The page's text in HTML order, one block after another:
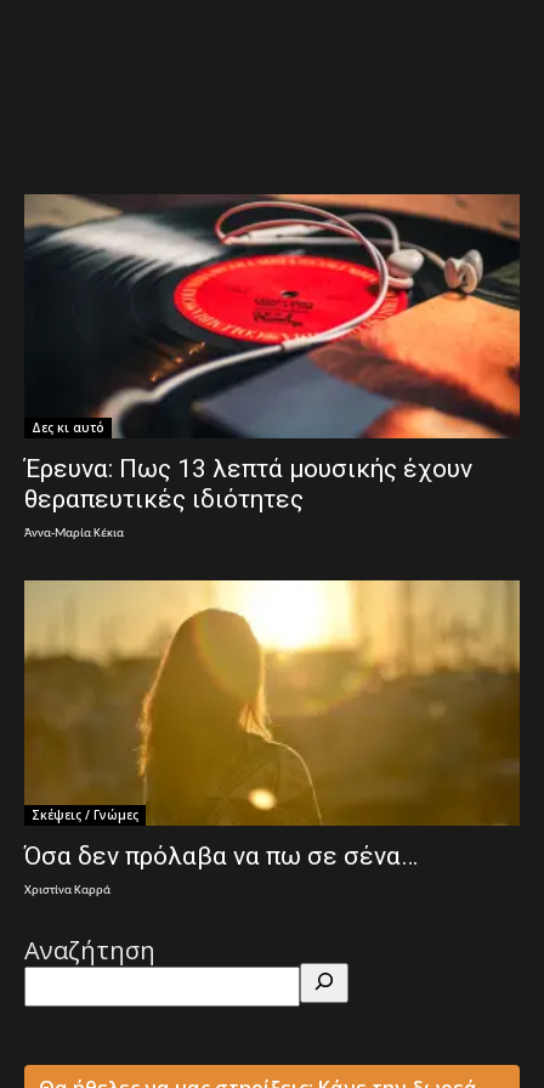
Δες κι αυτό
Έρευνα: Πως 13 λεπτά μουσικής έχουν
θεραπευτικές ιδιότητες
Άννα-Μαρία Κέκια
Σκέψεις / Γνώμες
Όσα δεν πρόλαβα να πω σε σένα…
Χριστίνα Καρρά
Αναζήτηση